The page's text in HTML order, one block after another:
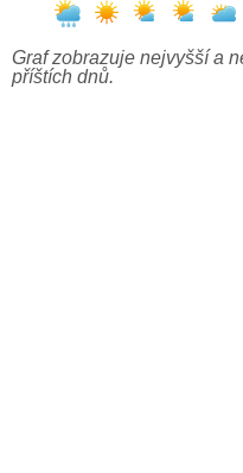
Graf zobrazuje nejvyšší a
příštích dnů.